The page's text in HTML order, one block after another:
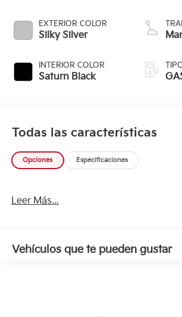
EXTERIOR COLOR
Silky Silver
INTERIOR COLOR
Saturn Black
Todas las características
Opciones Especificaciones
Leer Más...
Vehículos que te pueden gustar